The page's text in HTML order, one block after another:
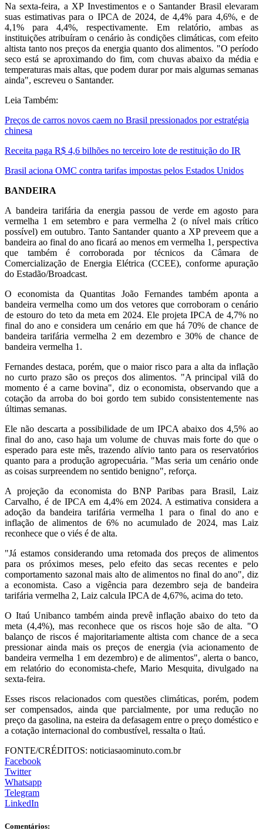
Na sexta-feira, a XP Investimentos e o Santander Brasil elevaram
suas estimativas para o IPCA de 2024, de 4,4% para 4,6%, e de
4,1% para 4,4%, respectivamente. Em relatório, ambas as
instituições atribuíram o cenário às condições climáticas, com efeito
altista tanto nos preços da energia quanto dos alimentos. "O período
seco está se aproximando do fim, com chuvas abaixo da média e
temperaturas mais altas, que podem durar por mais algumas semanas
ainda", escreveu o Santander.
Leia Também:
Preços de carros novos caem no Brasil pressionados por estratégia
chinesa
Receita paga R$ 4,6 bilhões no terceiro lote de restituição do IR
Brasil aciona OMC contra tarifas impostas pelos Estados Unidos
BANDEIRA
A bandeira tarifária da energia passou de verde em agosto para
vermelha 1 em setembro e para vermelha 2 (o nível mais crítico
possível) em outubro. Tanto Santander quanto a XP preveem que a
bandeira ao final do ano ficará ao menos em vermelha 1, perspectiva
que também é corroborada por técnicos da Câmara de
Comercialização de Energia Elétrica (CCEE), conforme apuração
do Estadão/Broadcast.
O economista da Quantitas João Fernandes também aponta a
bandeira vermelha como um dos vetores que corroboram o cenário
de estouro do teto da meta em 2024. Ele projeta IPCA de 4,7% no
final do ano e considera um cenário em que há 70% de chance de
bandeira tarifária vermelha 2 em dezembro e 30% de chance de
bandeira vermelha 1.
Fernandes destaca, porém, que o maior risco para a alta da inflação
no curto prazo são os preços dos alimentos. "A principal vilã do
momento é a carne bovina", diz o economista, observando que a
cotação da arroba do boi gordo tem subido consistentemente nas
últimas semanas.
Ele não descarta a possibilidade de um IPCA abaixo dos 4,5% ao
final do ano, caso haja um volume de chuvas mais forte do que o
esperado para este mês, trazendo alívio tanto para os reservatórios
quanto para a produção agropecuária. "Mas seria um cenário onde
as coisas surpreendem no sentido benigno", reforça.
A projeção da economista do BNP Paribas para Brasil, Laiz
Carvalho, é de IPCA em 4,4% em 2024. A estimativa considera a
adoção da bandeira tarifária vermelha 1 para o final do ano e
inflação de alimentos de 6% no acumulado de 2024, mas Laiz
reconhece que o viés é de alta.
"Já estamos considerando uma retomada dos preços de alimentos
para os próximos meses, pelo efeito das secas recentes e pelo
comportamento sazonal mais alto de alimentos no final do ano", diz
a economista. Caso a vigência para dezembro seja de bandeira
tarifária vermelha 2, Laiz calcula IPCA de 4,67%, acima do teto.
O Itaú Unibanco também ainda prevê inflação abaixo do teto da
meta (4,4%), mas reconhece que os riscos hoje são de alta. "O
balanço de riscos é majoritariamente altista com chance de a seca
pressionar ainda mais os preços de energia (via acionamento de
bandeira vermelha 1 em dezembro) e de alimentos", alerta o banco,
em relatório do economista-chefe, Mario Mesquita, divulgado na
sexta-feira.
Esses riscos relacionados com questões climáticas, porém, podem
ser compensados, ainda que parcialmente, por uma redução no
preço da gasolina, na esteira da defasagem entre o preço doméstico e
a cotação internacional do combustível, ressalta o Itaú.
FONTE/CRÉDITOS: noticiasaominuto.com.br
Facebook
Twitter
Whatsapp
Telegram
LinkedIn
Comentários: